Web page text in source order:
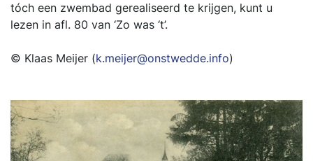
tóch een zwembad gerealiseerd te krijgen, kunt u
lezen in afl. 80 van ‘Zo was ‘t’.
© Klaas Meijer (k.meijer@onstwedde.info)